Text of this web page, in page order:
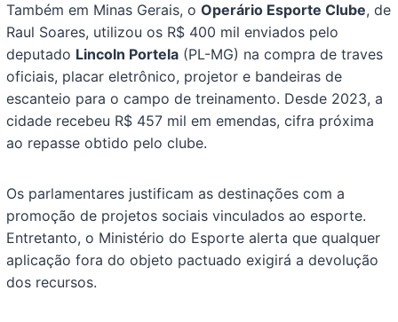
Também em Minas Gerais, oOperário Esporte Clube, de
Raul Soares, utilizou os R$ 400 mil enviados pelo
deputado Lincoln Portela (PL-MG) na compra de traves
oficiais, placar eletrônico, projetor e bandeiras de
escanteio para o campo de treinamento. Desde 2023, a
cidade recebeu R$ 457 mil em emendas, cifra próxima
ao repasse obtido pelo clube.
Os parlamentares justificam as destinações com a
promoção de projetos sociais vinculados ao esporte.
Entretanto, o Ministério do Esporte alerta que qualquer
aplicação fora do objeto pactuado exigirá a devolução
dos recursos.